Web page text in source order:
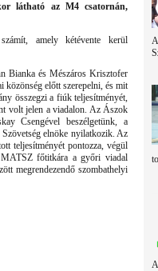
látható az M4 csatornán,
amely kétévente kerül
Bianka és Mészáros Krisztofer
közönség előtt szerepelni, és mit
összegzi a fiúk teljesítményét,
volt jelen a viadalon. Az Ászok
Csengével beszélgetünk, a
elnöke nyilatkozik. Az
teljesítményét pontozza, végül
főtitkára a győri viadal
megrendezendő szombathelyi